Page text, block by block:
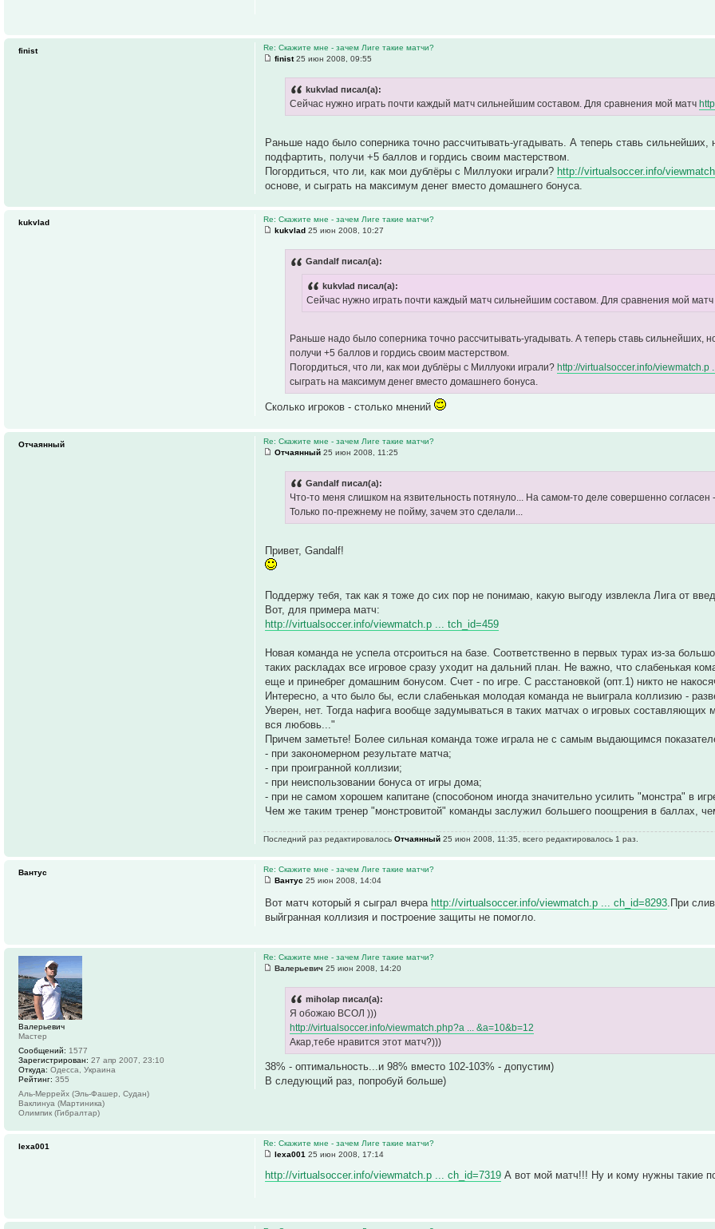
Re: Скажите мне - зачем Лиге такие матчи?
finist25 июн 2008, 09:55
kukvlad писал(а):
Сейчас нужно играть почти каждый матч сильнейшим составом. Для сравнения мой матч
Раньше надо было соперника точно рассчитывать-угадывать. А теперь ставь
подфартить, получи +5 баллов и гордись своим мастерством.
Погордиться, что ли, как мои дублёры с Миллуоки играли? http://virtualsoccer.info/
основе, и сыграть на максимум денег вместо домашнего бонуса.
finist
Re: Скажите мне - зачем Лиге такие матчи?
kukvlad 25 июн 2008, 10:27
Gandalf писал(а):
kukvlad писал(а):
Сейчас нужно играть почти каждый матч сильнейшим составом. Для сравнения мой
Раньше надо было соперника точно рассчитывать-угадывать. А теперь ставь сильнейших,
получи +5 баллов и гордись своим мастерством.
Погордиться, что ли, как мои дублёры с Миллуоки играли?http://virtualsoccer.info/viewmatch.p
сыграть на максимум денег вместо домашнего бонуса.
Сколько игроков - столько мнений
kukvlad
Re: Скажите мне - зачем Лиге такие матчи?
Отчаянный 25 июн 2008, 11:25
Gandalf писал(а):
Что-то меня слишком на язвительность потянуло... На самом-то деле совершенно согласен
Только по-прежнему не пойму, зачем это сделали...
Привет, Gandalf!
Поддержу тебя, так как я тоже до сих пор не понимаю, какую выгоду извлекла Лига от
Вот, для примера матч:
http://virtualsoccer.info/viewmatch.p ... tch_id=459
Новая команда не успела отсроиться на базе. Соответственно в первых турах из-за
таких раскладах все игровое сразу уходит на дальний план. Не важно, что слабенькая
еще и принебрег домашним бонусом. Счет - по игре. С расстановкой (опт.1) никто не
Интересно, а что было бы, если слабенькая молодая команда не выиграла коллизию -
Уверен, нет. Тогда нафига вообще задумываться в таких матчах о игровых
вся любовь..."
Причем заметьте! Более сильная команда тоже играла не с самым выдающимся
- при закономерном результате матча;
- при проигранной коллизии;
- при неиспользовании бонуса от игры дома;
- при не самом хорошем капитане (способоном иногда значительно усилить "монстра" в
Чем же таким тренер "монстровитой" команды заслужил большего поощрения в баллах,
Последний раз редактировалосьОтчаянный 25 июн 2008, 11:35, всего редактировалось 1 раз.
Отчаянный
Re: Скажите мне - зачем Лиге такие матчи?
Вантус 25 июн 2008, 14:04
Вот матч который я сыграл вчера http://virtualsoccer.info/viewmatch.p ... ch_id=8293.При
выйгранная коллизия и построение защиты не помогло.
Вантус
Re: Скажите мне - зачем Лиге такие матчи?
Валерьевич 25 июн 2008, 14:20
miholap писал(а):
Я обожаю ВСОЛ )))
http://virtualsoccer.info/viewmatch.php?a ... &a=10&b=12
Акар,тебе нравится этот матч?)))
38% - оптимальность...и 98% вместо 102-103% - допустим)
В следующий раз, попробуй больше)
Валерьевич
Мастер
Сообщений: 1577
Зарегистрирован: 27 апр 2007, 23:10
Откуда: Одесса, Украина
Рейтинг: 355
Аль-Меррейх (Эль-Фашер, Судан)
Ваклинуа (Мартиника)
Олимпик (Гибралтар)
Re: Скажите мне - зачем Лиге такие матчи?
lexa001 25 июн 2008, 17:14
http://virtualsoccer.info/viewmatch.p ... ch_id=7319 А вот мой матч!!! Ну и кому нужны такие
lexa001